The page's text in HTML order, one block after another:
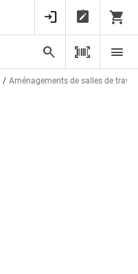
Aménagements de salles de